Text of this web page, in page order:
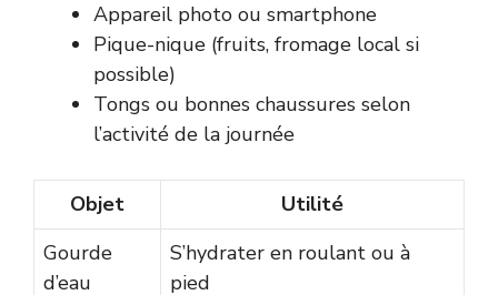
Appareil photo ou smartphone
Pique-nique (fruits, fromage local si
possible)
Tongs ou bonnes chaussures selon
l’activité de la journée
Objet
Utilité
Gourde
d’eau
S’hydrater en roulant ou à
pied